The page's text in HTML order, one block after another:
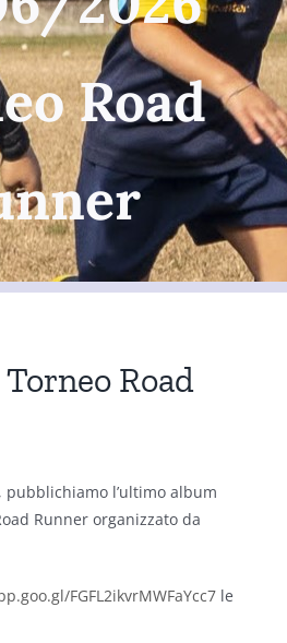
Road
Road
l’ultimo album
Runner organizzato da
FGFL2ikvrMWFaYcc7 le